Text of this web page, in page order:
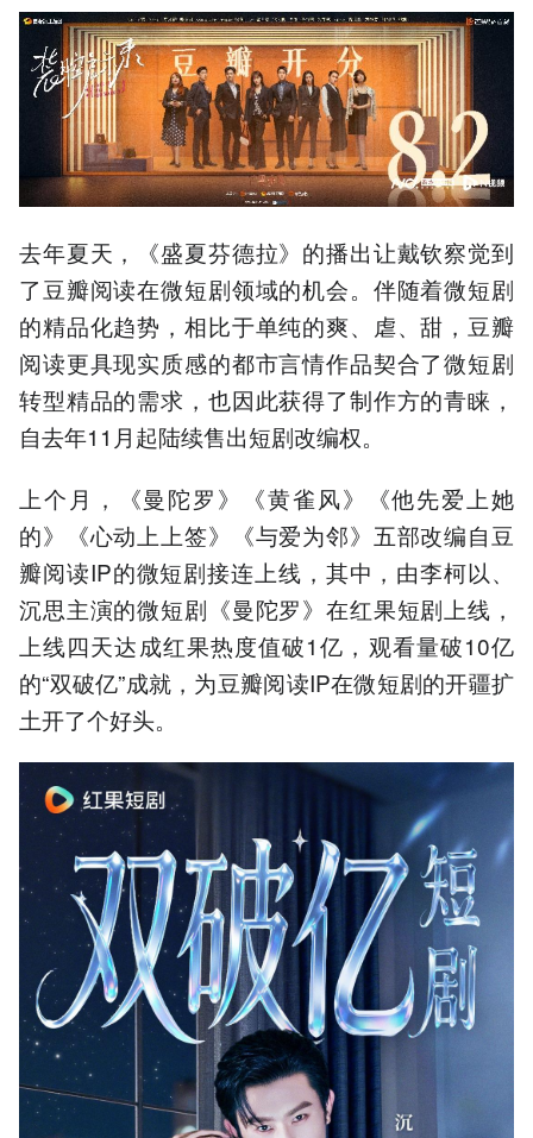
去年夏天，《盛夏芬德拉》的播出让戴钦察觉到
了豆瓣阅读在微短剧领域的机会。伴随着微短剧
的精品化趋势，相比于单纯的爽、虐、甜，豆瓣
阅读更具现实质感的都市言情作品契合了微短剧
转型精品的需求，也因此获得了制作方的青睐，
自去年11月起陆续售出短剧改编权。
上个月，《曼陀罗》《黄雀风》《他先爱上她
的》《心动上上签》《与爱为邻》五部改编自豆
瓣阅读IP的微短剧接连上线，其中，由李柯以、
沉思主演的微短剧《曼陀罗》在红果短剧上线，
上线四天达成红果热度值破1亿，观看量破10亿
的“双破亿”成就，为豆瓣阅读IP在微短剧的开疆扩
土开了个好头。